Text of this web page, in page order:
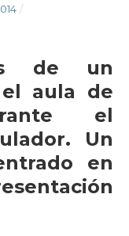
/
de un
aula de
el
Un
en